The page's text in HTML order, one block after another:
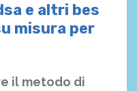
e altri bes
misura per
il metodo di